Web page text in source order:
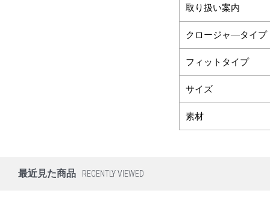
取り扱い案内
クロージャ―タイプ
フィットタイプ
サイズ
素材
最近見た商品 RECENTLY VIEWED